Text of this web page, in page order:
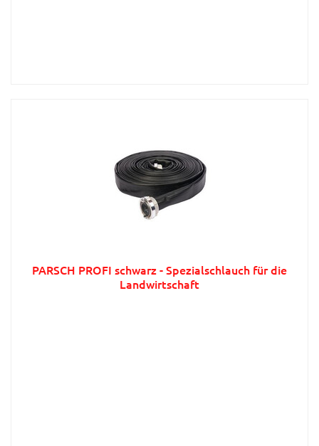
PARSCH PROFI schwarz - Spezialschlauch für die
Landwirtschaft